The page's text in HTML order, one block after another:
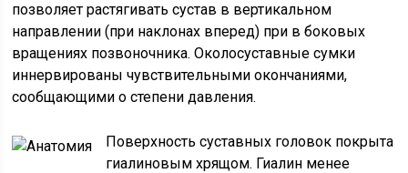
позволяет растягивать сустав в вертикальном
направлении (при наклонах вперед) при в боковых
вращениях позвоночника. Околосуставные сумки
иннервированы чувствительными окончаниями,
сообщающими о степени давления.
Поверхность суставных головок покрыта
гиалиновым хрящом. Гиалин менее